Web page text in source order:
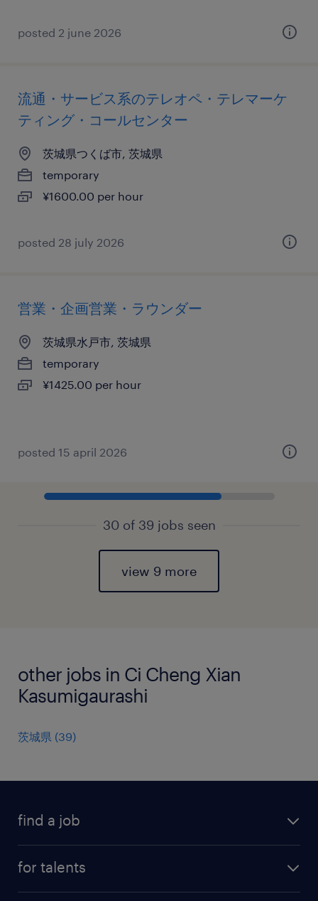
posted 2 june 2026
流通・サービス系のテレオペ・テレマーケ
ティング・コールセンター
茨城県つくば市, 茨城県
temporary
¥1600.00 per hour
posted 28 july 2026
営業・企画営業・ラウンダー
茨城県水戸市, 茨城県
temporary
¥1425.00 per hour
posted 15 april 2026
30 of 39 jobs seen
view 9 more
other jobs in Ci Cheng Xian
Kasumigaurashi
茨城県 (39)
find a job
for talents